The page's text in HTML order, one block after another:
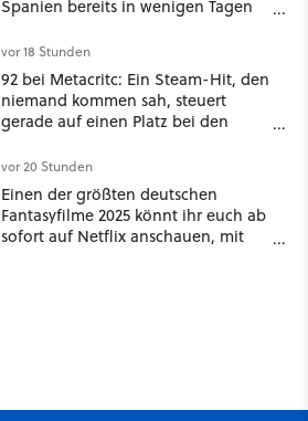
Spanien bereits in wenigen Tagen
vor 18 Stunden
92 bei Metacritc: Ein Steam-Hit, den
niemand kommen sah, steuert
gerade auf einen Platz bei den
vor 20 Stunden
Einen der größten deutschen
Fantasyfilme 2025 könnt ihr euch ab
sofort auf Netflix anschauen, mit